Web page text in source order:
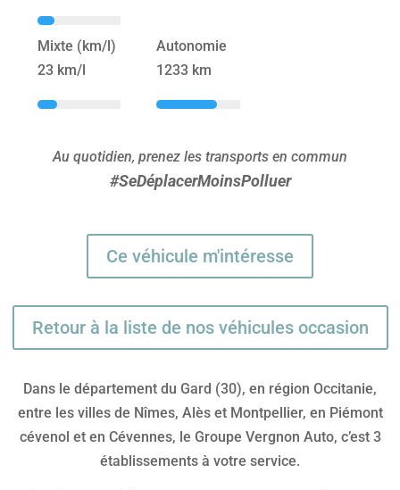
Mixte (km/l)
23 km/l
Autonomie
1233 km
Au quotidien, prenez les transports en commun
#SeDéplacerMoinsPolluer
Ce véhicule m'intéresse
Retour à la liste de nos véhicules occasion
Dans le département du Gard (30), en région Occitanie,
entre les villes de Nîmes, Alès et Montpellier, en Piémont
cévenol et en Cévennes, le Groupe Vergnon Auto, c’est 3
établissements à votre service.